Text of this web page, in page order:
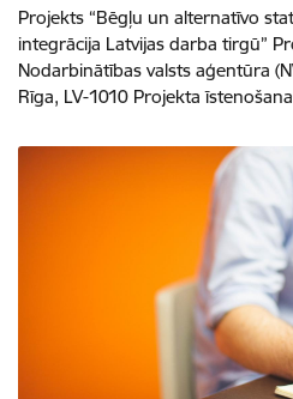
Projekts “Bēgļu un alternatīvo
integrācija Latvijas darba tirgū”
Nodarbinātības valsts aģentūra
Rīga, LV-1010 Projekta